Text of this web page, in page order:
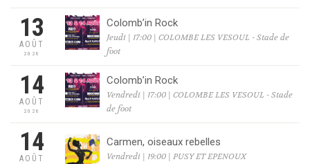
13
AOÛT
2026
Colomb’in Rock
Jeudi | 17:00 | COLOMBE LES VESOUL - Stade de
foot
14
AOÛT
2026
Colomb’in Rock
Vendredi | 17:00 | COLOMBE LES VESOUL - Stade
de foot
14
AOÛT
Carmen, oiseaux rebelles
Vendredi | 19:00 | PUSY ET EPENOUX